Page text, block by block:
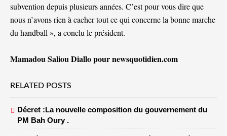
subvention depuis plusieurs années. C’est pour vous dire que
nous n’avons rien à cacher tout ce qui concerne la bonne marche
du handball », a conclu le président.
Mamadou Saliou Diallo pour newsquotidien.com
RELATED POSTS
Décret :La nouvelle composition du gouvernement du
PM Bah Oury .